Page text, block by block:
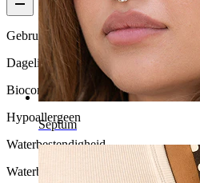
Septum
Gebruikshoeveelheid
Dagelijks gebruik
Biocompatibiliteit
Hypoallergeen
Waterbestendigheid
Waterbestendig